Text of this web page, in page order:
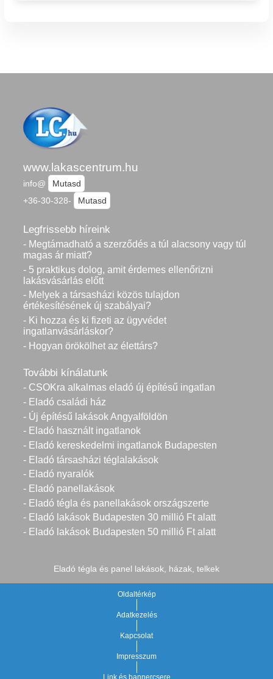
www.lakascentrum.hu
info@
Mutasd
+36-30-328-
Mutasd
Legfrissebb híreink
- Megtámadható a szerződés a túl alacsony vagy túl
magas ár miatt?
- 5 praktikus dolog, amit érdemes ellenőrizni
lakásvásárlás előtt
- Melyek a társasházi közös tulajdon
értékesítésének új szabályai?
- Ki hozza és ki fizeti az ügyvédet
ingatlanvásárláskor?
- Hogyan örökölhet az élettárs?
További kínálatunk
- CSOKra alkalmas eladó új építésű ingatlan
- Eladó családi ház
- Új építésű lakások Angyalföldön
- Eladó használt ingatlanok
- Eladó kereskedelmi ingatlanok Budapesten
- Eladó társasházi téglalakások
- Eladó nyaralók
- Eladó panellakások
- Eladó tégla és panellakások országszerte
- Eladó lakások Budapesten 30 millió Ft alatt
- Eladó lakások Budapesten 50 millió Ft alatt
Eladó tégla és panel lakások, házak, telkek
Oldaltérkép
Adatkezelés
Kapcsolat
Impresszum
Link és bannercsere